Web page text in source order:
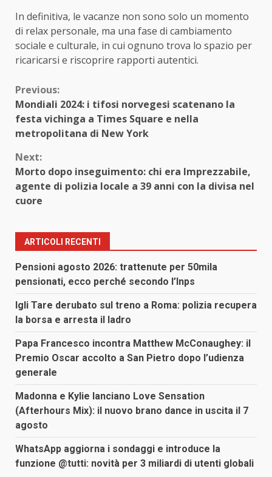
In definitiva, le vacanze non sono solo un momento
di relax personale, ma una fase di cambiamento
sociale e culturale, in cui ognuno trova lo spazio per
ricaricarsi e riscoprire rapporti autentici.
Continue
Reading
Previous:
Mondiali 2024: i tifosi norvegesi scatenano la
festa vichinga a Times Square e nella
metropolitana di New York
Next:
Morto dopo inseguimento: chi era Imprezzabile,
agente di polizia locale a 39 anni con la divisa nel
cuore
ARTICOLI RECENTI
Pensioni agosto 2026: trattenute per 50mila
pensionati, ecco perché secondo l’Inps
Igli Tare derubato sul treno a Roma: polizia recupera
la borsa e arresta il ladro
Papa Francesco incontra Matthew McConaughey: il
Premio Oscar accolto a San Pietro dopo l’udienza
generale
Madonna e Kylie lanciano Love Sensation
(Afterhours Mix): il nuovo brano dance in uscita il 7
agosto
WhatsApp aggiorna i sondaggi e introduce la
funzione @tutti: novità per 3 miliardi di utenti globali